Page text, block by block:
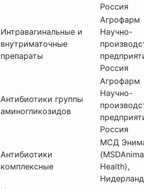
Россия
Интравагинальные и
внутриматочные
препараты
Агрофарм
Научно-
Россия
Антибиотики группы
аминогликозидов
Агрофарм
Научно-
Россия
Антибиотики
комплексные
МСД
Health),